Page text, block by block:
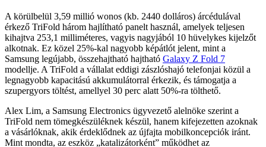
A körülbelül 3,59 millió wonos (kb. 2440 dolláros) árcédulával
érkező TriFold három hajlítható panelt használ, amelyek teljesen
kihajtva 253,1 milliméteres, vagyis nagyjából 10 hüvelykes kijelzőt
alkotnak. Ez közel 25%-kal nagyobb képátlót jelent, mint a
Samsung legújabb, összehajtható hajtható Galaxy Z Fold 7
modellje. A TriFold a vállalat eddigi zászlóshajó telefonjai közül a
legnagyobb kapacitású akkumulátorral érkezik, és támogatja a
szupergyors töltést, amellyel 30 perc alatt 50%-ra tölthető.
Alex Lim, a Samsung Electronics ügyvezető alelnöke szerint a
TriFold nem tömegkészüléknek készül, hanem kifejezetten azoknak
a vásárlóknak, akik érdeklődnek az újfajta mobilkoncepciók iránt.
Mint mondta, az eszköz „katalizátorként” működhet az